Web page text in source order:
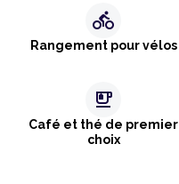
directions_bike
Rangement pour vélos
emoji_food_beverage
Café et thé de premier
choix